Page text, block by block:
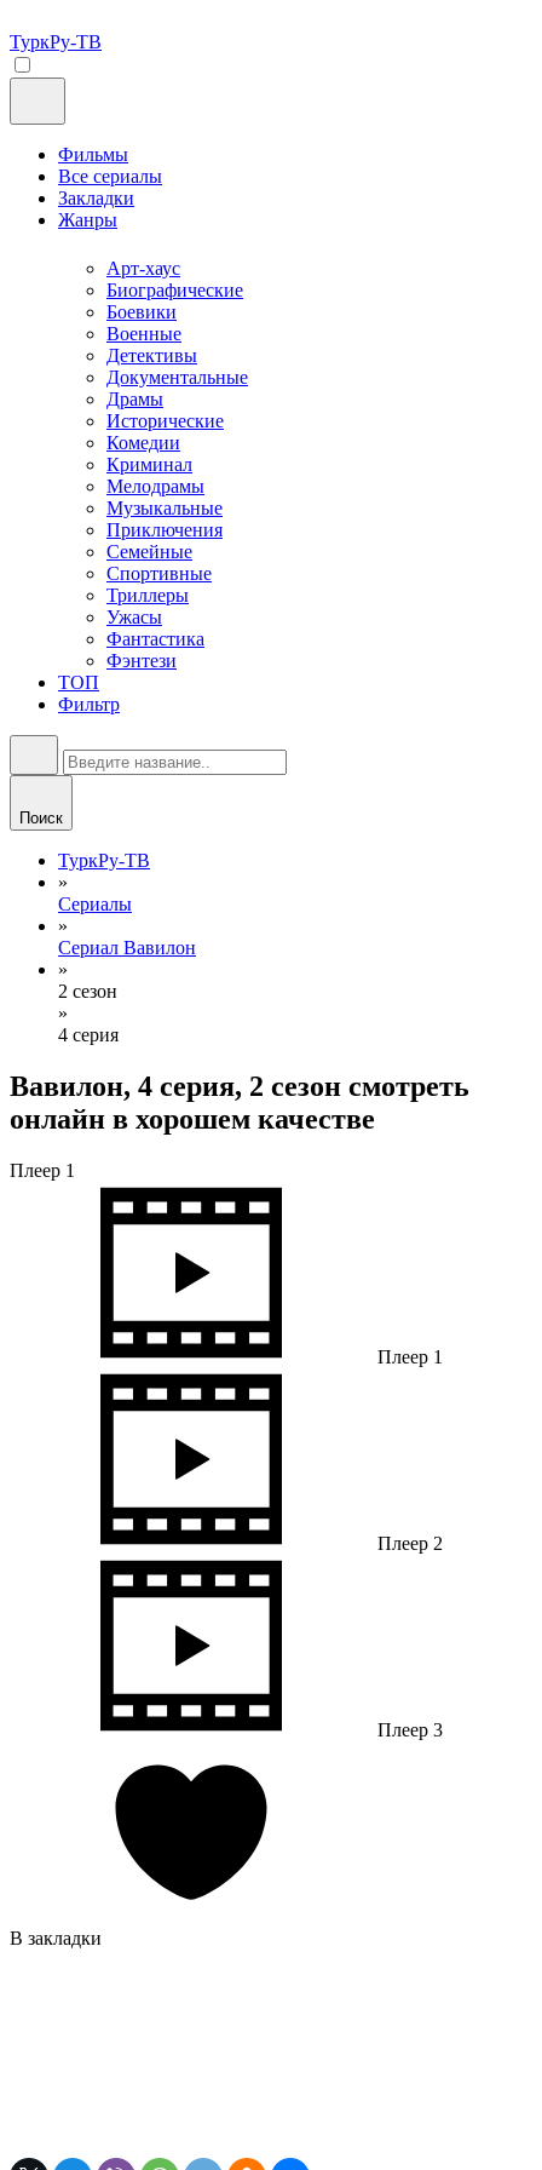
ТуркРу-ТВ
Фильмы
Все сериалы
Закладки
Жанры
Арт-хаус
Биографические
Боевики
Военные
Детективы
Документальные
Драмы
Исторические
Комедии
Криминал
Мелодрамы
Музыкальные
Приключения
Семейные
Спортивные
Триллеры
Ужасы
Фантастика
Фэнтези
ТОП
Фильтр
Поиск
ТуркРу-ТВ
»
Сериалы
»
Сериал Вавилон
»
2 сезон
»
4 серия
Вавилон, 4 серия, 2 сезон смотреть
онлайн в хорошем качестве
Плеер 1
Плеер 1
Плеер 2
Плеер 3
В закладки